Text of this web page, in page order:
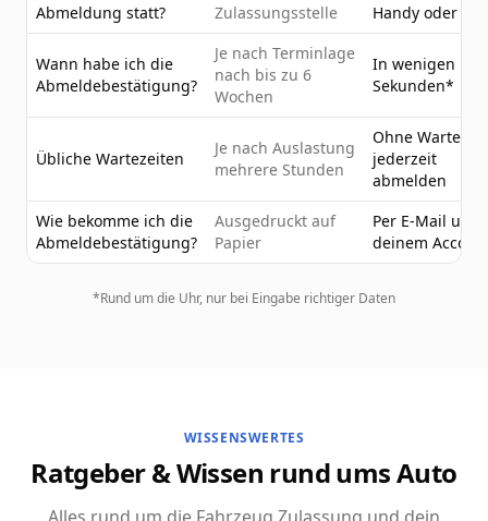
Abmeldung statt?
Zulassungsstelle
Handy oder PC
Wann habe ich die
Abmeldebestätigung?
Je nach Terminlage
nach bis zu 6
Wochen
In wenigen
Sekunden*
Übliche Wartezeiten
Je nach Auslastung
mehrere Stunden
Ohne Wartezeit
jederzeit
abmelden
Wie bekomme ich die
Abmeldebestätigung?
Ausgedruckt auf
Papier
Per E-Mail und
deinem
*Rund um die Uhr, nur bei Eingabe richtiger Daten
WISSENSWERTES
Ratgeber & Wissen rund ums Auto